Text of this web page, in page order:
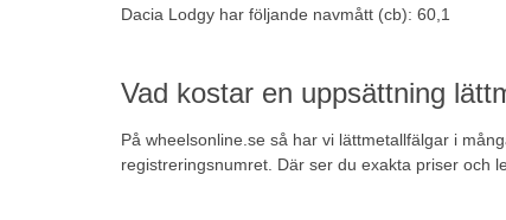
Dacia Lodgy har följande navmått (cb): 60,1
Vad kostar en uppsättning
På wheelsonline.se så har vi lättmetallfälgar i
registreringsnumret. Där ser du exakta priser och